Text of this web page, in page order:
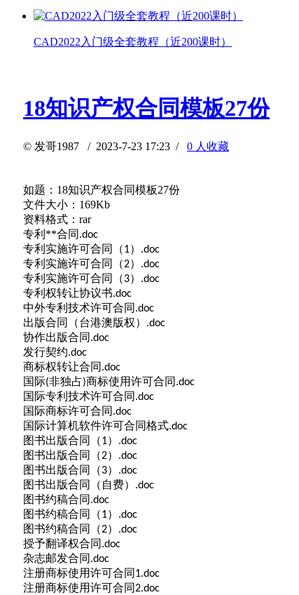
CAD2022入门级全套教程（近200课时）
18知识产权合同模板27份
© 发哥1987 / 2023-7-23 17:23 / 0 人收藏
如题：18知识产权合同模板27份
文件大小：169Kb
资料格式：rar
专利**合同 .doc
专利实施许可合同（1） .doc
专利实施许可合同（2） .doc
专利实施许可合同（3） .doc
专利权转让协议书.doc
中外专利技术许可合同 .doc
出版合同（台港澳版权） .doc
协作出版合同 .doc
发行契约.doc
商标权转让合同 .doc
国际(非独占)商标使用许可合同 .doc
国际专利技术许可合同 .doc
国际商标许可合同 .doc
国际计算机软件许可合同格式.doc
图书出版合同（1） .doc
图书出版合同（2） .doc
图书出版合同（3） .doc
图书出版合同（自费） .doc
图书约稿合同 .doc
图书约稿合同（1） .doc
图书约稿合同（2） .doc
授予翻译权合同 .doc
杂志邮发合同 .doc
注册商标使用许可合同 1.doc
注册商标使用许可合同2.doc